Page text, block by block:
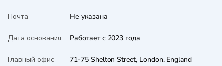
Почта Не указана
Дата основания Работает с 2023 года
Главный офис 71-75 Shelton Street, London, England